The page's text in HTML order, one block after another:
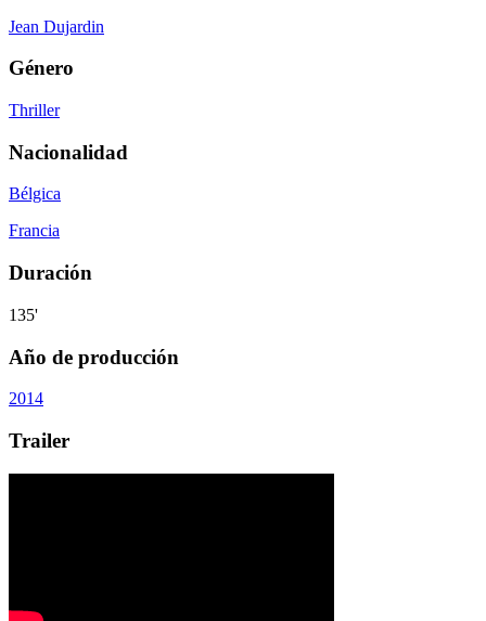
Jean Dujardin
Género
Thriller
Nacionalidad
Bélgica
Francia
Duración
135'
Año de producción
2014
Trailer